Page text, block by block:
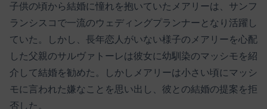
子供の頃から結婚に憧れを抱いていたメアリーは、サンフ
ランシスコで一流のウェディングプランナーとなり活躍し
ていた。しかし、長年恋人がいない様子のメアリーを心配
した父親のサルヴァトーレは彼女に幼馴染のマッシモを紹
介して結婚を勧めた。しかしメアリーは小さい頃にマッシ
モに言われた嫌なことを思い出し、彼との結婚の提案を拒
否した。